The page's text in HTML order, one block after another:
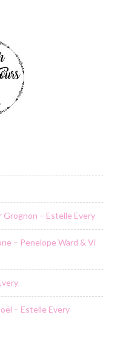
Grognon – Estelle Every
– Penelope Ward & Vi
– Estelle Every